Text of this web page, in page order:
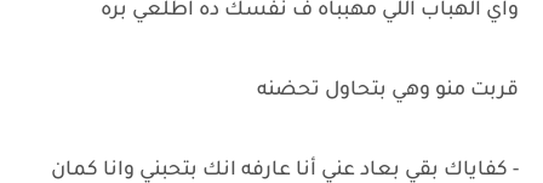
واي الهباب اللي مهبباه ف نفسك ده اطلعي بره
قربت منو وهي بتحاول تحضنه
- كفاياك بقي بعاد عني أنا عارفه انك بتحبني وانا كمان